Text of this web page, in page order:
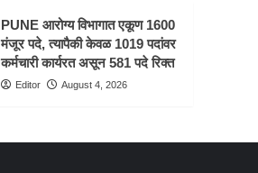
PUNE आरोग्य विभागात एकूण 1600
मंजूर पदे, त्यापैकी केवळ 1019 पदांवर
कर्मचारी कार्यरत असून 581 पदे रिक्त
Editor August 4, 2026